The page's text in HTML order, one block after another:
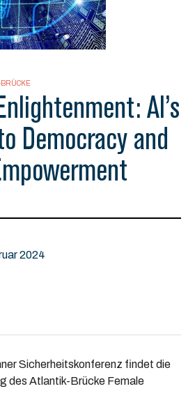
AI’s
Democracy and
2024
Sicherheitskonferenz findet die
des Atlantik-Brücke Female